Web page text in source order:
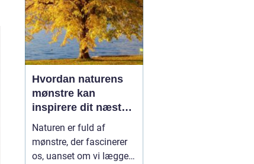
Hvordan naturens
mønstre kan
inspirere dit næste
projekt
Naturen er fuld af
mønstre, der fascinerer
os, uanset om vi lægger